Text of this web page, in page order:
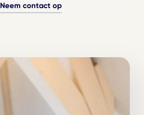
Neem contact op